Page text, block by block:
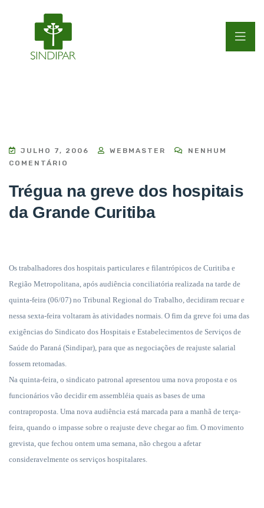
JULHO 7, 2006 WEBMASTER
NENHUM
COMENTÁRIO
Trégua na greve dos hospitais
da Grande Curitiba
Os trabalhadores dos hospitais particulares e filantrópicos de Curitiba e
Região Metropolitana, após audiência conciliatória realizada na tarde de
quinta-feira (06/07) no Tribunal Regional do Trabalho, decidiram recuar e
nessa sexta-feira voltaram às atividades normais. O fim da greve foi uma das
exigências do Sindicato dos Hospitais e Estabelecimentos de Serviços de
Saúde do Paraná (Sindipar), para que as negociações de reajuste salarial
fossem retomadas.
Na quinta-feira, o sindicato patronal apresentou uma nova proposta e os
funcionários vão decidir em assembléia quais as bases de uma
contraproposta. Uma nova audiência está marcada para a manhã de terça-
feira, quando o impasse sobre o reajuste deve chegar ao fim. O movimento
grevista, que fechou ontem uma semana, não chegou a afetar
consideravelmente os serviços hospitalares.